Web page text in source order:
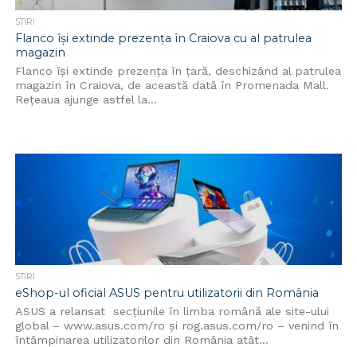
STIRI
Flanco își extinde prezența în Craiova cu al patrulea
magazin
Flanco își extinde prezența în țară, deschizând al patrulea
magazin în Craiova, de această dată în Promenada Mall.
Rețeaua ajunge astfel la...
STIRI
eShop-ul oficial ASUS pentru utilizatorii din România
ASUS a relansat secțiunile în limba română ale site-ului
global – www.asus.com/ro și rog.asus.com/ro – venind în
întâmpinarea utilizatorilor din România atât...